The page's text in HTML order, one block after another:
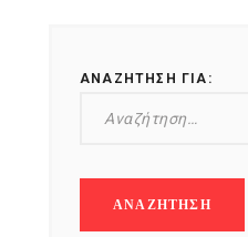
ΑΝΑΖΉΤΗΣΗ ΓΙΑ: